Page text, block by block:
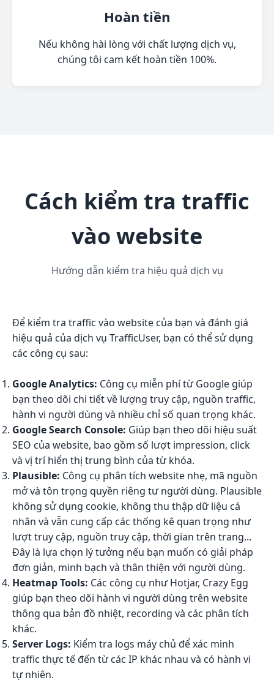
Hoàn tiền
Nếu không hài lòng với chất lượng dịch vụ,
chúng tôi cam kết hoàn tiền 100%.
Cách kiểm tra traffic
vào website
Hướng dẫn kiểm tra hiệu quả dịch vụ
Để kiểm tra traffic vào website của bạn và đánh giá
hiệu quả của dịch vụ TrafficUser, bạn có thể sử dụng
các công cụ sau:
Google Analytics: Công cụ miễn phí từ Google giúp
bạn theo dõi chi tiết về lượng truy cập, nguồn traffic,
hành vi người dùng và nhiều chỉ số quan trọng khác.
Google Search Console: Giúp bạn theo dõi hiệu suất
SEO của website, bao gồm số lượt impression, click
và vị trí hiển thị trung bình của từ khóa.
Plausible: Công cụ phân tích website nhẹ, mã nguồn
mở và tôn trọng quyền riêng tư người dùng. Plausible
không sử dụng cookie, không thu thập dữ liệu cá
nhân và vẫn cung cấp các thống kê quan trọng như
lượt truy cập, nguồn truy cập, thời gian trên trang...
Đây là lựa chọn lý tưởng nếu bạn muốn có giải pháp
đơn giản, minh bạch và thân thiện với người dùng.
Heatmap Tools: Các công cụ như Hotjar, Crazy Egg
giúp bạn theo dõi hành vi người dùng trên website
thông qua bản đồ nhiệt, recording và các phân tích
khác.
Server Logs: Kiểm tra logs máy chủ để xác minh
traffic thực tế đến từ các IP khác nhau và có hành vi
tự nhiên.